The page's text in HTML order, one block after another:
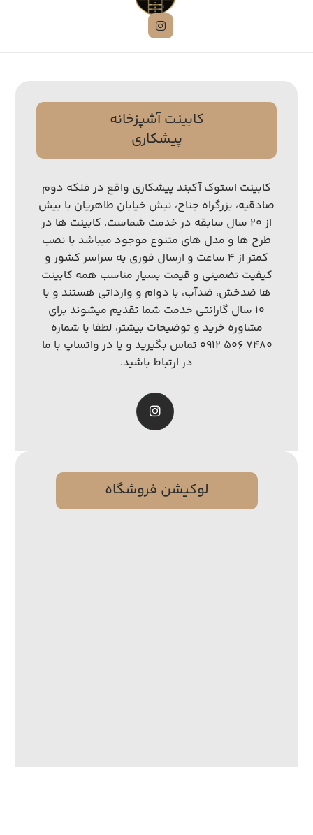
کابینت آشپزخانه
پیشکاری
کابینت استوک آکبند پیشکاری واقع در فلکه دوم
صادقیه، بزرگراه جناح، نبش خیابان طاهریان با بیش
از ۲۰ سال سابقه در خدمت شماست. کابینت ها در
طرح ها و مدل های متنوع موجود میباشد با نصب
کمتر از ۴ ساعت و ارسال فوری به سراسر کشور و
کیفیت تضمینی و قیمت بسیار مناسب همه کابینت
ها ضدخش، ضدآب، با دوام و وارداتی هستند و با
۱۰ سال گارانتی خدمت شما تقدیم میشوند برای
مشاوره خرید و توضیحات بیشتر، لطفا با شماره
۷۴۸۰ ۵۰۶ ۰۹۱۲ تماس بگیرید و یا در واتساپ با ما
در ارتباط باشید.
لوکیشن فروشگاه